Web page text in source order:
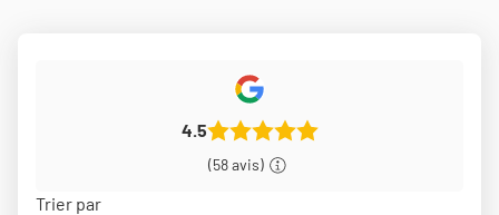
4.5
(58 avis)
Trier par